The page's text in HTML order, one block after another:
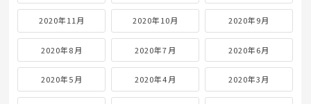
2020年11月 2020年10月 2020年9月
2020年8月 2020年7月 2020年6月
2020年5月 2020年4月 2020年3月